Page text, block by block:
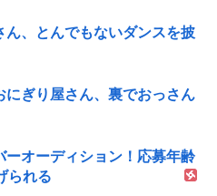
ん、とんでもないダンスを披
にぎり屋さん、裏でおっさん
ーオーディション！応募年齢
られる